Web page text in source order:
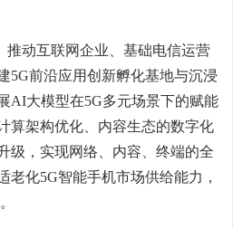
推动互联网企业、基础电信运营
5G前沿应用创新孵化基地与沉浸
AI大模型在5G多元场景下的赋能
算架构优化、内容生态的数字化
级，实现网络、内容、终端的全
老化5G智能手机市场供给能力，